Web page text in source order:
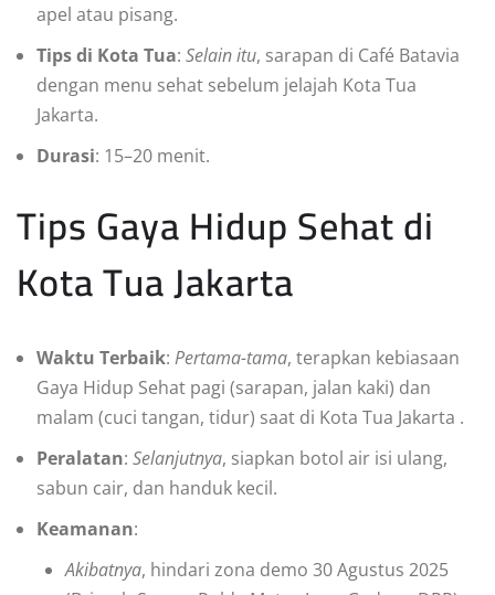
apel atau pisang.
Tips di Kota Tua: Selain itu, sarapan di Café Batavia
dengan menu sehat sebelum jelajah Kota Tua
Jakarta.
Durasi: 15–20 menit.
Tips Gaya Hidup Sehat di
Kota Tua Jakarta
Waktu Terbaik: Pertama-tama, terapkan kebiasaan
Gaya Hidup Sehat pagi (sarapan, jalan kaki) dan
malam (cuci tangan, tidur) saat di Kota Tua Jakarta .
Peralatan: Selanjutnya, siapkan botol air isi ulang,
sabun cair, dan handuk kecil.
Keamanan:
Akibatnya, hindari zona demo 30 Agustus 2025